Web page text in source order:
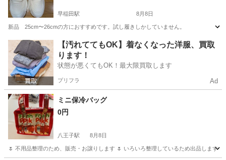
早稲田駅 8月8日
新品 25cm〜26cmの方におすすめです。試し履きしかしていません。
東京 新宿区 早稲田駅 靴
【汚れててもOK】着なくなった洋服、買取
ります！
状態が悪くてもOK！最大限買取します
プリフラ Ad
ミニ保冷バッグ
0円
八王子駅 8月8日
🌷 不用品整理のため、販売・お譲りします 🌷 いろいろ整理しているため出品します